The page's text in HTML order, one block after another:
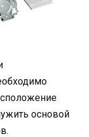
основой